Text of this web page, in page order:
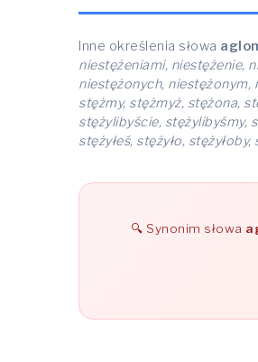
Inne określenia słowa
niestężeniami, niestężenie,
niestężonych, niestężonym,
stężmy, stężmyż, stężona,
stężylibyście, stężylibyśmy,
stężyłeś, stężyło,
Synonim słowa